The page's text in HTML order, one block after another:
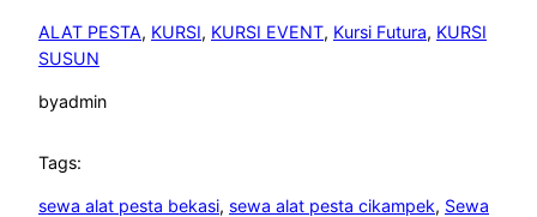
ALAT PESTA, KURSI, KURSI EVENT, Kursi Futura, KURSI
SUSUN
byadmin
Tags:
sewa alat pesta bekasi, sewa alat pesta cikampek, Sewa